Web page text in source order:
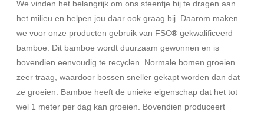
We vinden het belangrijk om ons steentje bij te dragen aan
het milieu en helpen jou daar ook graag bij. Daarom maken
we voor onze producten gebruik van FSC® gekwalificeerd
bamboe. Dit bamboe wordt duurzaam gewonnen en is
bovendien eenvoudig te recyclen. Normale bomen groeien
zeer traag, waardoor bossen sneller gekapt worden dan dat
ze groeien. Bamboe heeft de unieke eigenschap dat het tot
wel 1 meter per dag kan groeien. Bovendien produceert